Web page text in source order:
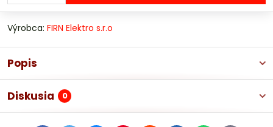
Výrobca: FIRN Elektro s.r.o
Popis
Diskusia 0